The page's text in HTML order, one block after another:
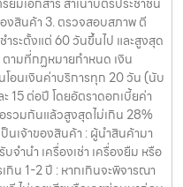
องสินค้า 3. ตรวจสอบสภาพ ตี
ำระตั้งแต่ 60 วันขึ้นไป และสูงสุด
ามที่กฏหมายกำหนด เงิน
อนเงินค่าบริการทุก 20 วัน (นับ
15 ต่อปี โดยอัตราดอกเบี้ยค่า
รวมกันแล้วสูงสุดไม่เกิน 28%
นเจ้าของสินค้า : ผู้นำสินค้ามา
บจำนำ เครื่องเช่า เครื่องยืม หรือ
กิน 1-2 ปี : หากเกินจะพิจารณา